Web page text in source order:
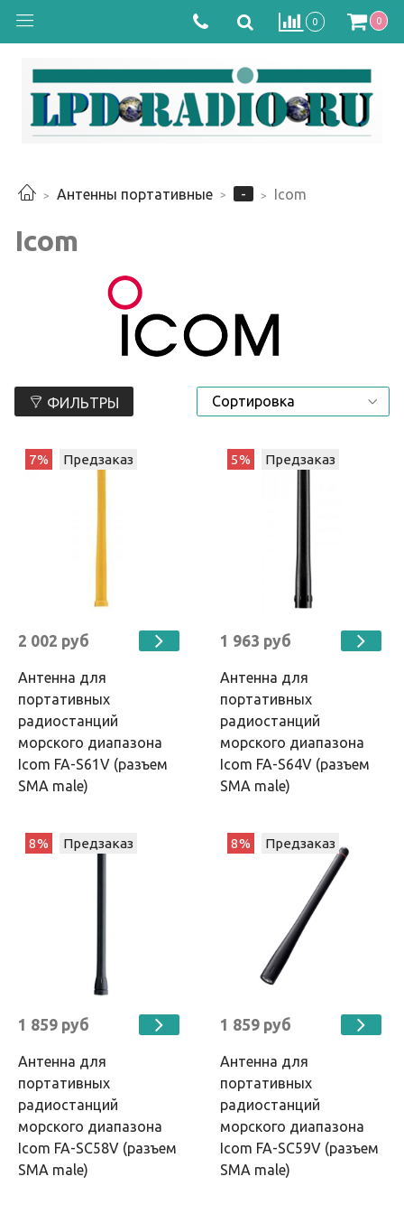
0 0
Антенны портативные - Icom
Icom
ФИЛЬТРЫ
7% Предзаказ
2 002 руб
Антенна для
портативных
радиостанций
морского диапазона
Icom FA-S61V (разъем
SMA male)
5% Предзаказ
1 963 руб
Антенна для
портативных
радиостанций
морского диапазона
Icom FA-S64V (разъем
SMA male)
8% Предзаказ
1 859 руб
Антенна для
портативных
радиостанций
морского диапазона
Icom FA-SC58V (разъем
SMA male)
8% Предзаказ
1 859 руб
Антенна для
портативных
радиостанций
морского диапазона
Icom FA-SC59V (разъем
SMA male)